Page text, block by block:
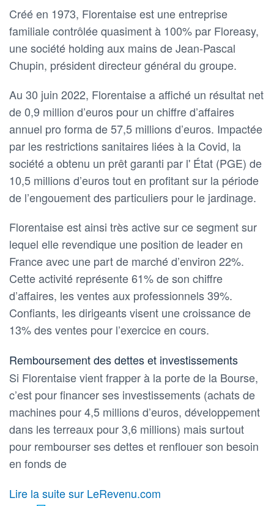
Créé en 1973, Florentaise est une entreprise
familiale contrôlée quasiment à 100% par Floreasy,
une société holding aux mains de Jean-Pascal
Chupin, président directeur général du groupe.
Au 30 juin 2022, Florentaise a affiché un résultat net
de 0,9 million d’euros pour un chiffre d’affaires
annuel pro forma de 57,5 millions d’euros. Impactée
par les restrictions sanitaires liées à la Covid, la
société a obtenu un prêt garanti par l' État (PGE) de
10,5 millions d’euros tout en profitant sur la période
de l’engouement des particuliers pour le jardinage.
Florentaise est ainsi très active sur ce segment sur
lequel elle revendique une position de leader en
France avec une part de marché d’environ 22%.
Cette activité représente 61% de son chiffre
d’affaires, les ventes aux professionnels 39%.
Confiants, les dirigeants visent une croissance de
13% des ventes pour l’exercice en cours.
Remboursement des dettes et investissements
Si Florentaise vient frapper à la porte de la Bourse,
c’est pour financer ses investissements (achats de
machines pour 4,5 millions d’euros, développement
dans les terreaux pour 3,6 millions) mais surtout
pour rembourser ses dettes et renflouer son besoin
en fonds de
Lire la suite sur LeRevenu.com